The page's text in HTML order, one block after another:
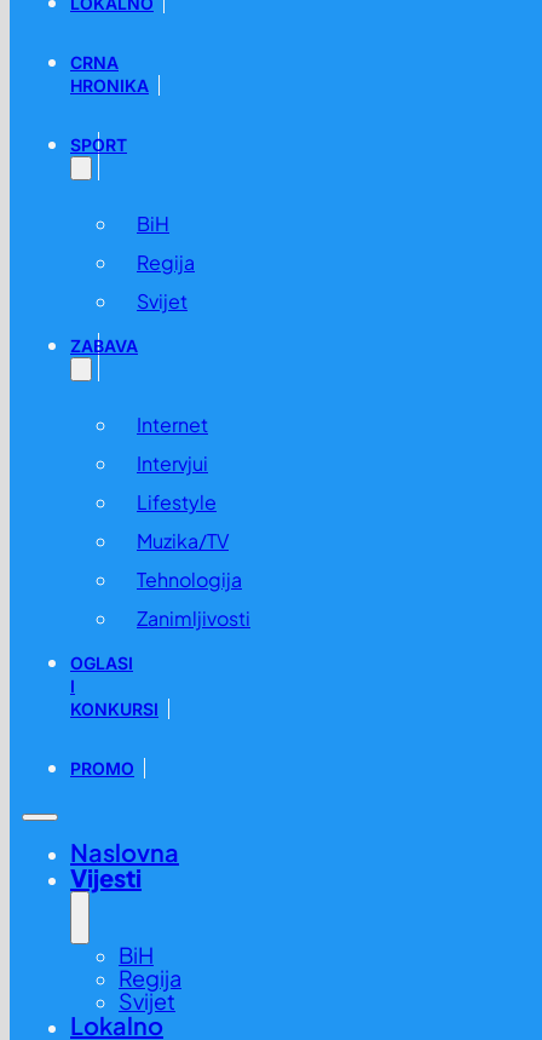
CRNA
HRONIKA
SPORT
BiH
Regija
Svijet
ZABAVA
Internet
Intervjui
Lifestyle
Muzika/TV
Tehnologija
Zanimljivosti
OGLASI
I
KONKURSI
PROMO
Naslovna
Vijesti
BiH
Regija
Svijet
Lokalno